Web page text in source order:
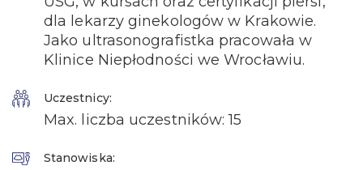
dla lekarzy ginekologów w Krakowie.
Jako ultrasonografistka pracowała w
Klinice Niepłodności we Wrocławiu.
Uczestnicy:
Max. liczba uczestników: 15
Stanowiska: